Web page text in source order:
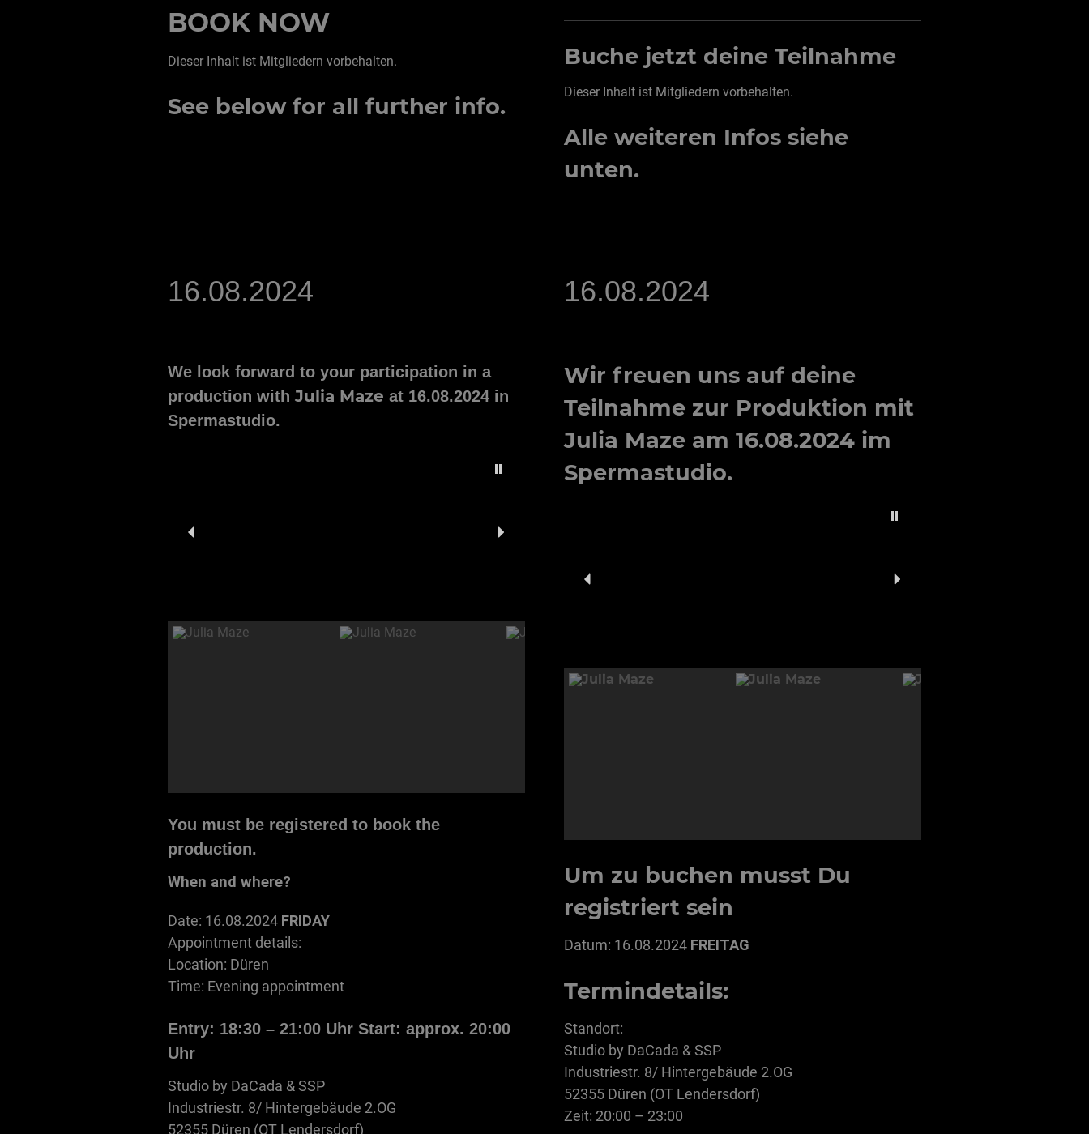
BOOK NOW
Dieser Inhalt ist Mitgliedern vorbehalten.
See below for all further info.
Buche jetzt deine Teilnahme
Dieser Inhalt ist Mitgliedern vorbehalten.
Alle weiteren Infos siehe
unten.
16.08.2024
We look forward to your participation in a
production with Julia Maze at 16.08.2024 in
Spermastudio.
You must be registered to book the
production.
When and where?
Date: 16.08.2024 FRIDAY
Appointment details:
Location: Düren
Time: Evening appointment
Entry: 18:30 – 21:00 Uhr Start: approx. 20:00
Uhr
Studio by DaCada & SSP
Industriestr. 8/ Hintergebäude 2.OG
52355 Düren (OT Lendersdorf)
16.08.2024
Wir freuen uns auf deine
Teilnahme zur Produktion mit
Julia Maze am 16.08.2024 im
Spermastudio.
Um zu buchen musst Du
registriert sein
Datum: 16.08.2024 FREITAG
Termindetails:
Standort:
Studio by DaCada & SSP
Industriestr. 8/ Hintergebäude 2.OG
52355 Düren (OT Lendersdorf)
Zeit: 20:00 – 23:00